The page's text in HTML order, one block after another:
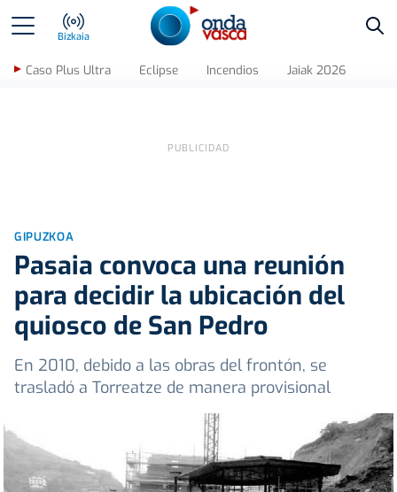
Bizkaia
Caso Plus Ultra Eclipse Incendios Jaiak 2026
GIPUZKOA
Pasaia convoca una reunión
para decidir la ubicación del
quiosco de San Pedro
En 2010, debido a las obras del frontón, se
trasladó a Torreatze de manera provisional